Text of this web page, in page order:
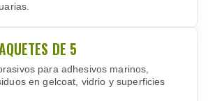
DE 5
para adhesivos marinos,
en gelcoat, vidrio y superficies